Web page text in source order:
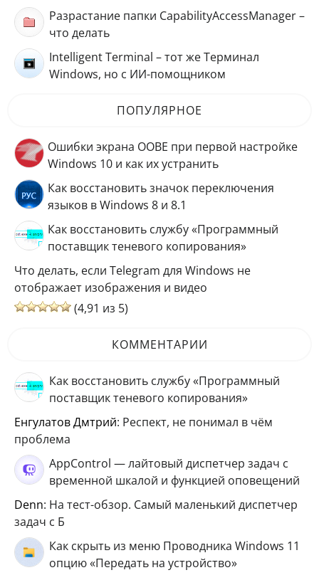
Разрастание папки CapabilityAccessManager –
что делать
Intelligent Terminal – тот же Терминал
Windows, но с ИИ-помощником
ПОПУЛЯРНОЕ
Ошибки экрана OOBE при первой настройке
Windows 10 и как их устранить
Как восстановить значок переключения
языков в Windows 8 и 8.1
Как восстановить службу «Программный
поставщик теневого копирования»
Что делать, если Telegram для Windows не
отображает изображения и видео
(4,91 из 5)
КОММЕНТАРИИ
Как восстановить службу «Программный
поставщик теневого копирования»
Енгулатов Дмтрий: Респект, не понимал в чём
проблема
AppControl — лайтовый диспетчер задач с
временной шкалой и функцией оповещений
Denn: На тест-обзор. Самый маленький диспетчер
задач с Б
Как скрыть из меню Проводника Windows 11
опцию «Передать на устройство»